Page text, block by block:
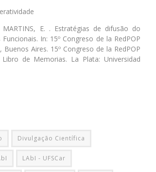
E. . Estratégias de difusão do
In: 15º Congreso de la RedPOP
Aires. 15º Congreso de la RedPOP
de Memorias. La Plata: Universidad
Divulgação Científica
LAbI - UFSCar